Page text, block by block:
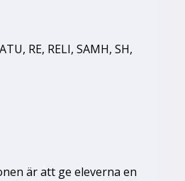
, RE, RELI, SAMH, SH,
är att ge eleverna en